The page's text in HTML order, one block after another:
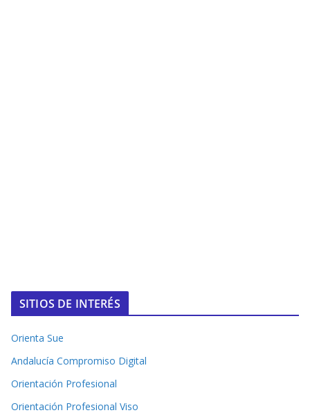
SITIOS DE INTERÉS
Orienta Sue
Andalucía Compromiso Digital
Orientación Profesional
Orientación Profesional Viso